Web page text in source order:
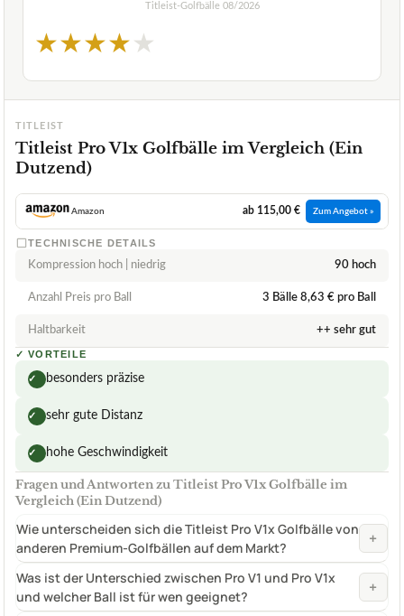
Titleist-Golfbälle 08/2026
★★★★★
TITLEIST
Titleist Pro V1x Golfbälle im Vergleich (Ein
Dutzend)
Amazon ab 115,00 € Zum Angebot »
TECHNISCHE DETAILS
Kompression hoch | niedrig 90 hoch
Anzahl Preis pro Ball 3 Bälle 8,63 € pro Ball
Haltbarkeit ++ sehr gut
✓ VORTEILE
✓ besonders präzise
✓ sehr gute Distanz
✓ hohe Geschwindigkeit
Fragen und Antworten zu Titleist Pro V1x Golfbälle im
Vergleich (Ein Dutzend)
Wie unterscheiden sich die Titleist Pro V1x Golfbälle von
anderen Premium-Golfbällen auf dem Markt?
+
Was ist der Unterschied zwischen Pro V1 und Pro V1x
und welcher Ball ist für wen geeignet?
+